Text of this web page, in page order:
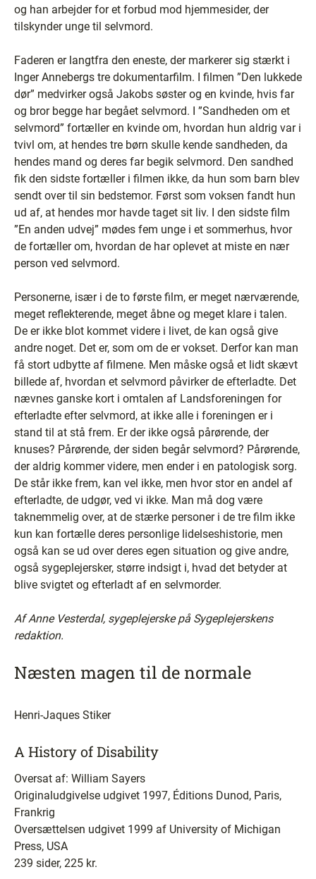
og han arbejder for et forbud mod hjemmesider, der
tilskynder unge til selvmord.
Faderen er langtfra den eneste, der markerer sig stærkt i
Inger Annebergs tre dokumentarfilm. I filmen ”Den lukkede
dør” medvirker også Jakobs søster og en kvinde, hvis far
og bror begge har begået selvmord. I ”Sandheden om et
selvmord” fortæller en kvinde om, hvordan hun aldrig var i
tvivl om, at hendes tre børn skulle kende sandheden, da
hendes mand og deres far begik selvmord. Den sandhed
fik den sidste fortæller i filmen ikke, da hun som barn blev
sendt over til sin bedstemor. Først som voksen fandt hun
ud af, at hendes mor havde taget sit liv. I den sidste film
”En anden udvej” mødes fem unge i et sommerhus, hvor
de fortæller om, hvordan de har oplevet at miste en nær
person ved selvmord.
Personerne, især i de to første film, er meget nærværende,
meget reflekterende, meget åbne og meget klare i talen.
De er ikke blot kommet videre i livet, de kan også give
andre noget. Det er, som om de er vokset. Derfor kan man
få stort udbytte af filmene. Men måske også et lidt skævt
billede af, hvordan et selvmord påvirker de efterladte. Det
nævnes ganske kort i omtalen af Landsforeningen for
efterladte efter selvmord, at ikke alle i foreningen er i
stand til at stå frem. Er der ikke også pårørende, der
knuses? Pårørende, der siden begår selvmord? Pårørende,
der aldrig kommer videre, men ender i en patologisk sorg.
De står ikke frem, kan vel ikke, men hvor stor en andel af
efterladte, de udgør, ved vi ikke. Man må dog være
taknemmelig over, at de stærke personer i de tre film ikke
kun kan fortælle deres personlige lidelseshistorie, men
også kan se ud over deres egen situation og give andre,
også sygeplejersker, større indsigt i, hvad det betyder at
blive svigtet og efterladt af en selvmorder.
Af Anne Vesterdal, sygeplejerske på Sygeplejerskens
redaktion.
Næsten magen til de normale
Henri-Jaques Stiker
A History of Disability
Oversat af: William Sayers
Originaludgivelse udgivet 1997, Éditions Dunod, Paris,
Frankrig
Oversættelsen udgivet 1999 af University of Michigan
Press, USA
239 sider, 225 kr.